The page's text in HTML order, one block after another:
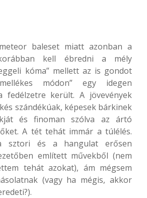
baleset miatt azonban a
kell ébredni a mély
kóma” mellett az is gondot
módon” egy idegen
fedélzetre került. A jövevények
szándékúak, képesek bárkinek
és finoman szólva az ártó
A tét tehát immár a túlélés.
sztori és a hangulat erősen
említett művekből (nem
tehát azokat), ám mégsem
(vagy ha mégis, akkor